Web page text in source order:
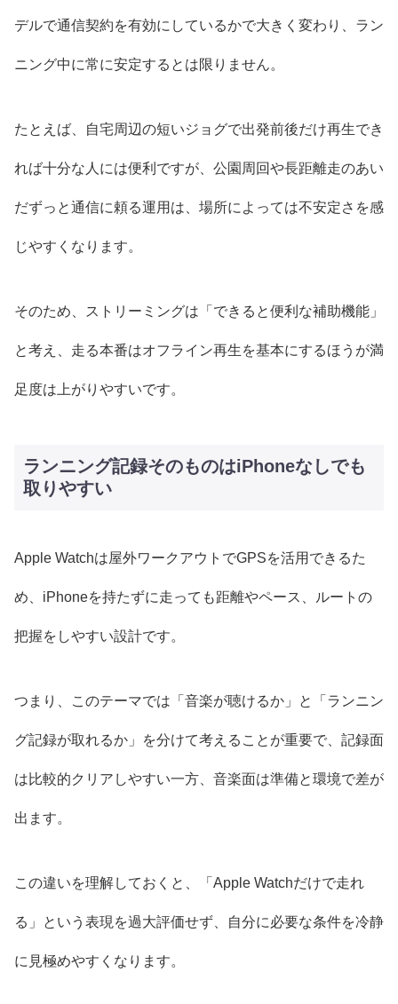
デルで通信契約を有効にしているかで大きく変わり、ラン
ニング中に常に安定するとは限りません。
たとえば、自宅周辺の短いジョグで出発前後だけ再生でき
れば十分な人には便利ですが、公園周回や長距離走のあい
だずっと通信に頼る運用は、場所によっては不安定さを感
じやすくなります。
そのため、ストリーミングは「できると便利な補助機能」
と考え、走る本番はオフライン再生を基本にするほうが満
足度は上がりやすいです。
ランニング記録そのものはiPhoneなしでも
取りやすい
Apple Watchは屋外ワークアウトでGPSを活用できるた
め、iPhoneを持たずに走っても距離やペース、ルートの
把握をしやすい設計です。
つまり、このテーマでは「音楽が聴けるか」と「ランニン
グ記録が取れるか」を分けて考えることが重要で、記録面
は比較的クリアしやすい一方、音楽面は準備と環境で差が
出ます。
この違いを理解しておくと、「Apple Watchだけで走れ
る」という表現を過大評価せず、自分に必要な条件を冷静
に見極めやすくなります。